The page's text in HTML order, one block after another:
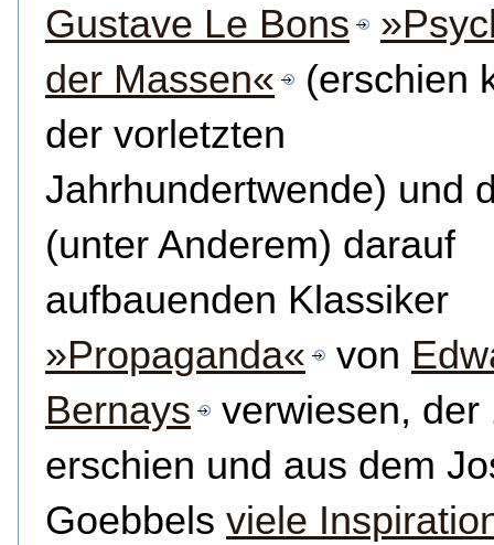
Gustave Le Bons
der Massen«
(erschien
der vorletzten
Jahrhundertwende) und
(unter Anderem) darauf
aufbauenden Klassiker
»Propaganda«
von
Bernays
verwiesen, der
erschien und aus dem
Goebbels viele